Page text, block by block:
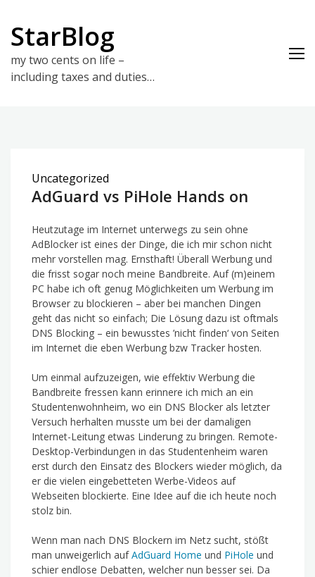
content
StarBlog
my two cents on life –
including taxes and duties…
Uncategorized
AdGuard vs PiHole Hands on
Heutzutage im Internet unterwegs zu sein ohne
AdBlocker ist eines der Dinge, die ich mir schon nicht
mehr vorstellen mag. Ernsthaft! Überall Werbung und
die frisst sogar noch meine Bandbreite. Auf (m)einem
PC habe ich oft genug Möglichkeiten um Werbung im
Browser zu blockieren – aber bei manchen Dingen
geht das nicht so einfach; Die Lösung dazu ist oftmals
DNS Blocking – ein bewusstes ’nicht finden‘ von Seiten
im Internet die eben Werbung bzw Tracker hosten.
Um einmal aufzuzeigen, wie effektiv Werbung die
Bandbreite fressen kann erinnere ich mich an ein
Studentenwohnheim, wo ein DNS Blocker als letzter
Versuch herhalten musste um bei der damaligen
Internet-Leitung etwas Linderung zu bringen. Remote-
Desktop-Verbindungen in das Studentenheim waren
erst durch den Einsatz des Blockers wieder möglich, da
er die vielen eingebetteten Werbe-Videos auf
Webseiten blockierte. Eine Idee auf die ich heute noch
stolz bin.
Wenn man nach DNS Blockern im Netz sucht, stößt
man unweigerlich aufAdGuard Home und PiHole und
schier endlose Debatten, welcher nun besser sei. Da